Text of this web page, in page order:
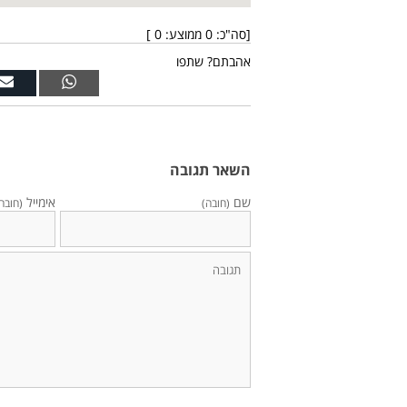
[סה"כ: 0 ממוצע: 0
]
אהבתם? שתפו
השאר תגובה
שם (חובה) אימייל